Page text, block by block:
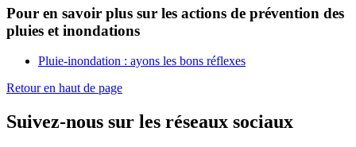
Pour en savoir plus sur les actions de prévention des
pluies et inondations
Pluie-inondation : ayons les bons réflexes
Retour en haut de page
Suivez-nous sur les réseaux sociaux